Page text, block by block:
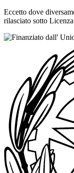
Eccetto dove
rilasciato sotto